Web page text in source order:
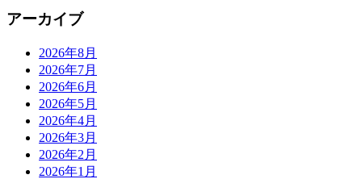
アーカイブ
2026年8月
2026年7月
2026年6月
2026年5月
2026年4月
2026年3月
2026年2月
2026年1月